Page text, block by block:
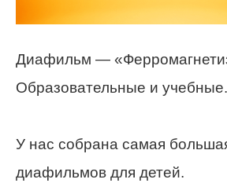
Диафильм —
Образовательные и учебные.
У нас собрана самая
диафильмов для детей.